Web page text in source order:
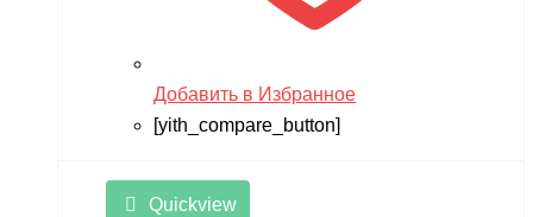
Добавить в Избранное
[yith_compare_button]
Quickview